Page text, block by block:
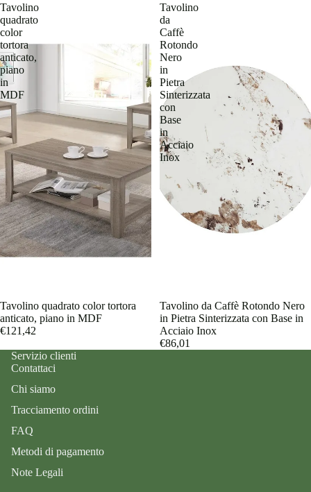
Tavolino
quadrato
color
tortora
anticato,
piano
in
MDF
Tavolino quadrato color tortora
anticato, piano in MDF
€121,42
Tavolino
da
Caffè
Rotondo
Nero
in
Pietra
Sinterizzata
con
Base
in
Acciaio
Inox
Tavolino da Caffè Rotondo Nero
in Pietra Sinterizzata con Base in
Acciaio Inox
€86,01
Servizio clienti
Contattaci
Chi siamo
Tracciamento ordini
FAQ
Metodi di pagamento
Note Legali